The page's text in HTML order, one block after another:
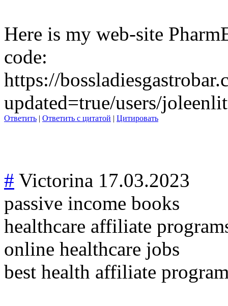
Here is my web-site
code:
https://
updated=true/users/
Ответить | Ответить с цитатой | Цитировать
# Victorina 17.03.2023
passive income books
healthcare affiliate
online healthcare jobs
best health affiliate